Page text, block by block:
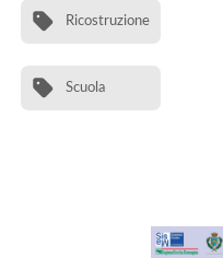
Ricostruzione
Scuola